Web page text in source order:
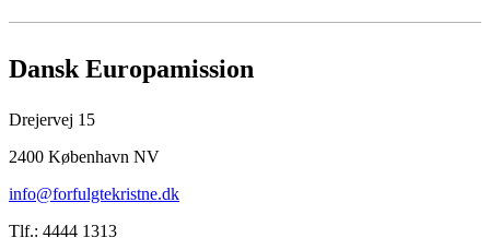
Dansk Europamission
Drejervej 15
2400 København NV
info@forfulgtekristne.dk
Tlf.: 4444 1313